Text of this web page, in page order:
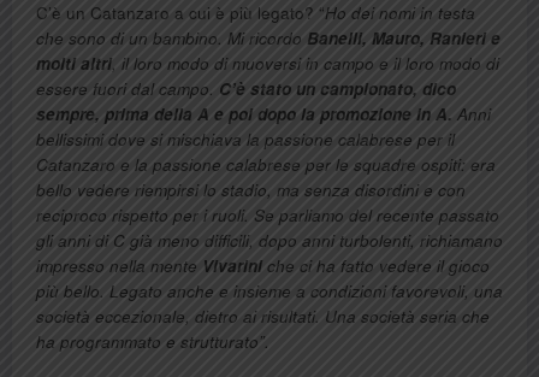
C’è un Catanzaro a cui è più legato? “Ho dei nomi in testa
che sono di un bambino. Mi ricordo Banelli, Mauro, Ranieri e
molti altri, il loro modo di muoversi in campo e il loro modo di
essere fuori dal campo. C’è stato un campionato, dico
sempre, prima della A e poi dopo la promozione in A. Anni
bellissimi dove si mischiava la passione calabrese per il
Catanzaro e la passione calabrese per le squadre ospiti: era
bello vedere riempirsi lo stadio, ma senza disordini e con
reciproco rispetto per i ruoli. Se parliamo del recente passato
gli anni di C già meno difficili, dopo anni turbolenti, richiamano
impresso nella mente Vivarini che ci ha fatto vedere il gioco
più bello. Legato anche e insieme a condizioni favorevoli, una
società eccezionale, dietro ai risultati. Una società seria che
ha programmato e strutturato”.